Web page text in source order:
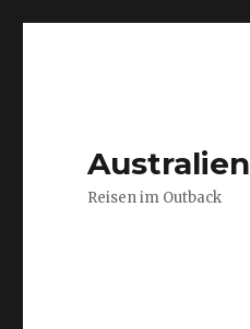
Australien
Reisen im Outback